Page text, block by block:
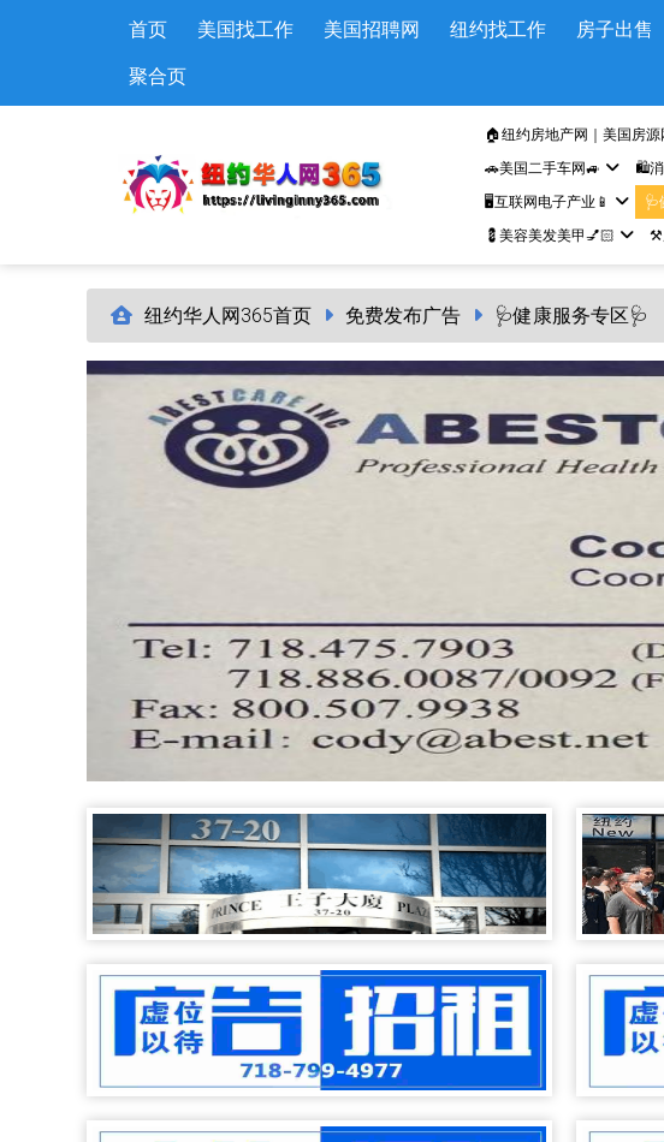
首页 美国找工作 美国招聘网 纽约找工作 房子出售
聚合页
🏠纽约房地产网｜美国房源
🚗美国二手车网🚙
🛍️消
🖥️互联网电子产业📱
🩺
💈美容美发美甲💅🏻
⚒️
纽约华人网365首页 免费发布广告 🩺健康服务专区🩺